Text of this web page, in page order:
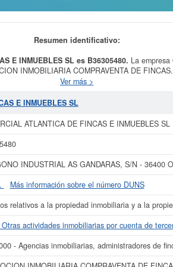
Resumen identificativo:
E INMUEBLES SL es B36305480. La empresa
INMOBILIARIA COMPRAVENTA DE
Y COMPRAVENTA DE TODA CLASE
alta el día 11/02/1998. Esta empresa está
del Sistema Internacional de Clasificación
Esta ficha de empresa ha sido consultada
SL
COMERCIAL ATLANTICA DE FINCAS E
DE FINCAS E INMUEBLES SL y consultar los
balances y cuentas de resultados disponibles.
del informe de empresa se ha realizado el
Ver más >
E INMUEBLES SL
ATLANTICA DE FINCAS E INMUEBLES SL
INDUSTRIAL AS GANDARAS, S/N - 36400
Más información sobre el número DUNS
relativos a la propiedad inmobiliaria y a la
actividades inmobiliarias por cuenta de
- Agencias inmobiliarias, administradores de